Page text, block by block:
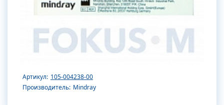
Артикул: 105-004238-00
Производитель: Mindray